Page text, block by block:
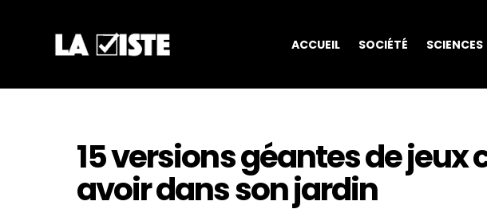
ACCUEIL SOCIÉTÉ SCIENCES
15 versions géantes de jeux
avoir dans son jardin